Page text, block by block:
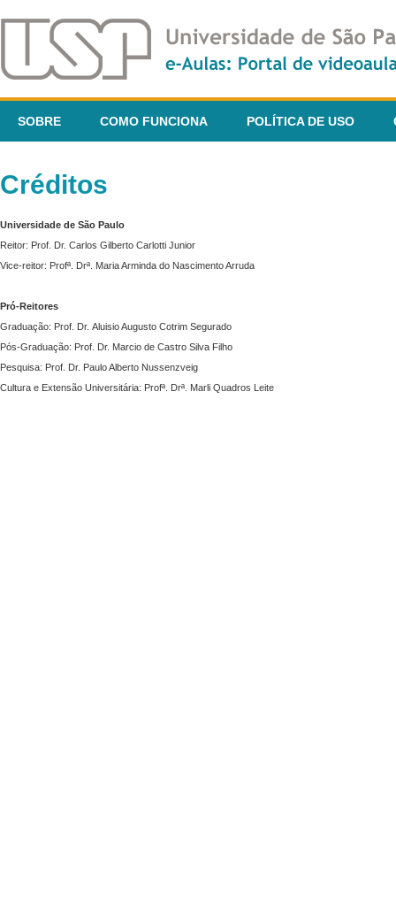
SOBRE COMO FUNCIONA POLÍTICA DE USO
Créditos
Universidade de São Paulo
Reitor: Prof. Dr. Carlos Gilberto Carlotti Junior
Vice-reitor: Profª. Drª. Maria Arminda do Nascimento Arruda
Pró-Reitores
Graduação: Prof. Dr. Aluisio Augusto Cotrim Segurado
Pós-Graduação: Prof. Dr. Marcio de Castro Silva Filho
Pesquisa: Prof. Dr. Paulo Alberto Nussenzveig
Cultura e Extensão Universitária: Profª. Drª. Marli Quadros Leite